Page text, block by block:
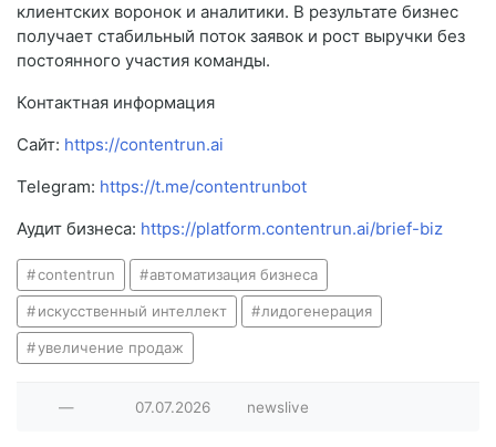
клиентских воронок и аналитики. В результате бизнес
получает стабильный поток заявок и рост выручки без
постоянного участия команды.
Контактная информация
Сайт: https://contentrun.ai
Telegram: https://t.me/contentrunbot
Аудит бизнеса: https://platform.contentrun.ai/brief-biz
contentrun автоматизация бизнеса
искусственный интеллект лидогенерация
увеличение продаж
— 07.07.2026 newslive